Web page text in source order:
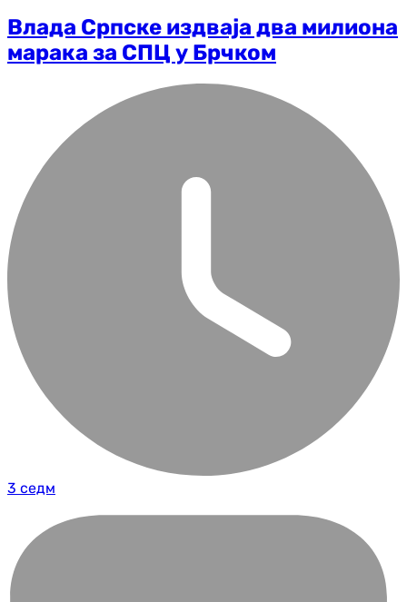
Влада Српске издваја два милиона
марака за СПЦ у Брчком
3 седм